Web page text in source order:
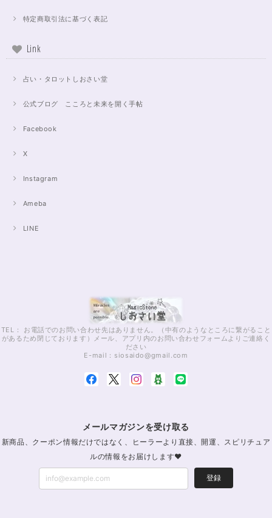
特定商取引法に基づく表記
Link
占い・タロットしおさい堂
公式ブログ こころと未来を開く手帖
Facebook
X
Instagram
Ameba
LINE
TEL： お電話でのお問い合わせ先はありません。（中有のようなところに繋がること
があるため閉じております）メール、アプリ内のお問い合わせフォームよりご連絡く
ださい
E-mail： siosaido@gmail.com
メールマガジンを受け取る
新商品、クーポン情報だけではなく、ヒーラーより直接、開運、スピリチュア
ルの情報をお届けします♥
登録